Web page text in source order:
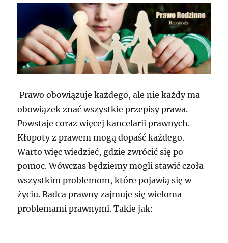
Prawo obowiązuje każdego, ale nie każdy ma
obowiązek znać wszystkie przepisy prawa.
Powstaje coraz więcej kancelarii prawnych.
Kłopoty z prawem mogą dopaść każdego.
Warto więc wiedzieć, gdzie zwrócić się po
pomoc. Wówczas będziemy mogli stawić czoła
wszystkim problemom, które pojawią się w
życiu. Radca prawny zajmuje się wieloma
problemami prawnymi. Takie jak: